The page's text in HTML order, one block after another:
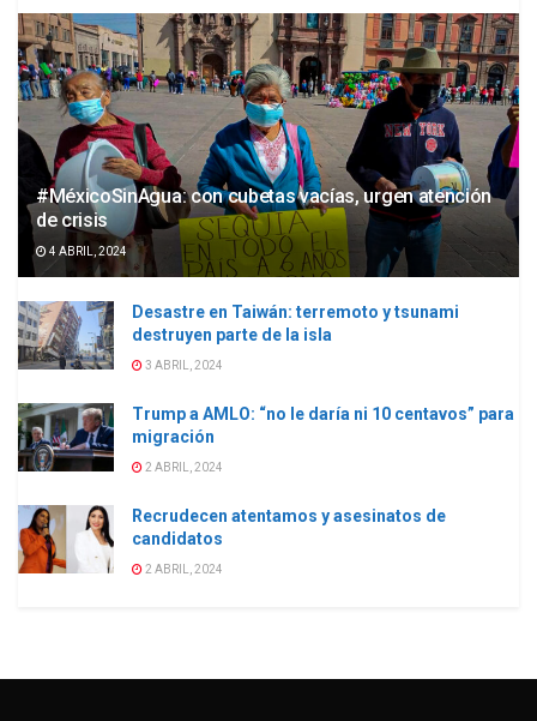
#MéxicoSinAgua: con cubetas vacías, urgen atención
de crisis
4 ABRIL, 2024
Desastre en Taiwán: terremoto y tsunami
destruyen parte de la isla
3 ABRIL, 2024
Trump a AMLO: “no le daría ni 10 centavos” para
migración
2 ABRIL, 2024
Recrudecen atentamos y asesinatos de
candidatos
2 ABRIL, 2024